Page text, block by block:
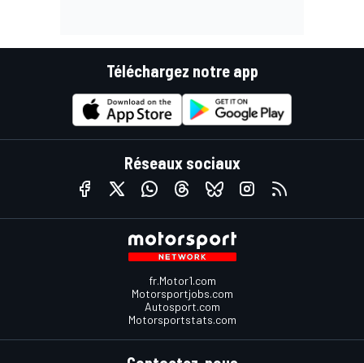
Téléchargez notre app
Réseaux sociaux
fr.Motor1.com
Motorsportjobs.com
Autosport.com
Motorsportstats.com